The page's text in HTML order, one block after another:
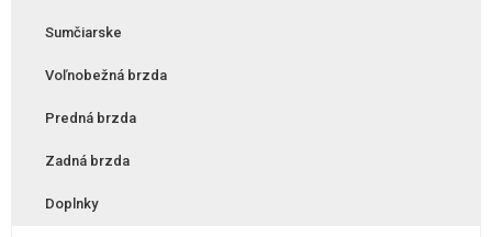
Sumčiarske
Voľnobežná brzda
Predná brzda
Zadná brzda
Doplnky